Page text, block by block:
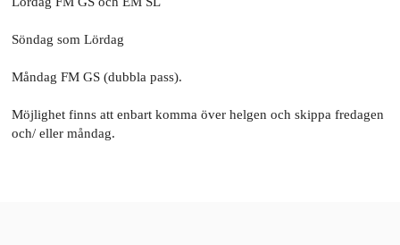
Söndag som Lördag
Måndag FM GS (dubbla pass).
Möjlighet finns att enbart komma över helgen och skippa fredagen
och/ eller måndag.